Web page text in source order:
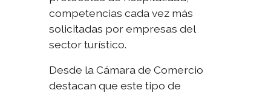
competencias cada vez más
solicitadas por empresas del
sector turístico.
Desde la Cámara de Comercio
destacan que este tipo de